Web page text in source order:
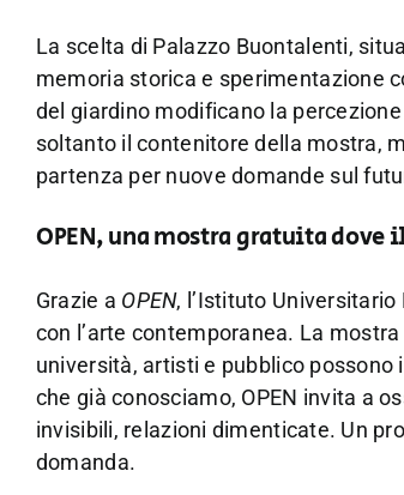
La scelta di Palazzo Buontalenti,
memoria storica e sperimentazione
del giardino modificano la
soltanto il contenitore della mostra,
partenza per nuove domande sul
OPEN, una mostra gratuita
Grazie a OPEN, l’Istituto
con l’arte contemporanea. La
università, artisti e pubblico
che già conosciamo, OPEN invita a
invisibili, relazioni dimenticate. Un
domanda.